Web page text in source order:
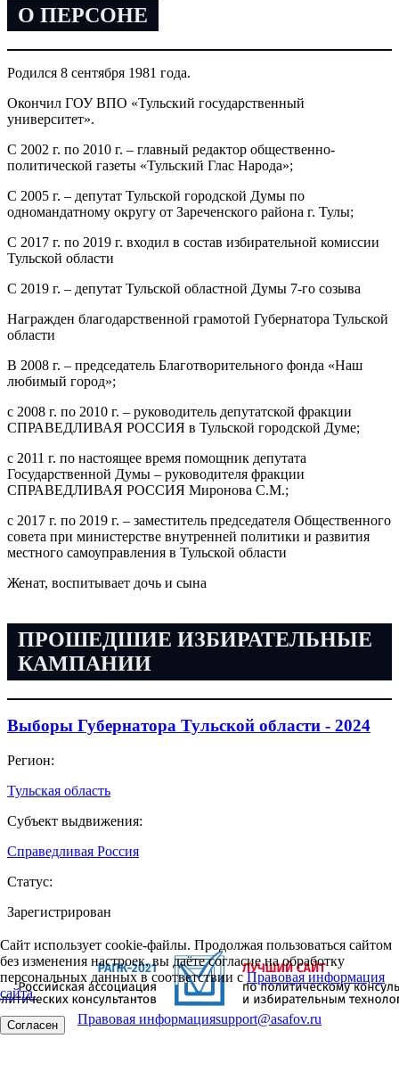
О ПЕРСОНЕ
Родился 8 сентября 1981 года.
Окончил ГОУ ВПО «Тульский государственный
университет».
С 2002 г. по 2010 г. – главный редактор общественно-
политической газеты «Тульский Глас Народа»;
С 2005 г. – депутат Тульской городской Думы по
одномандатному округу от Зареченского района г. Тулы;
С 2017 г. по 2019 г. входил в состав избирательной комиссии
Тульской области
С 2019 г. – депутат Тульской областной Думы 7-го созыва
Награжден благодарственной грамотой Губернатора Тульской
области
В 2008 г. – председатель Благотворительного фонда «Наш
любимый город»;
с 2008 г. по 2010 г. – руководитель депутатской фракции
СПРАВЕДЛИВАЯ РОССИЯ в Тульской городской Думе;
с 2011 г. по настоящее время помощник депутата
Государственной Думы – руководителя фракции
СПРАВЕДЛИВАЯ РОССИЯ Миронова С.М.;
с 2017 г. по 2019 г. – заместитель председателя Общественного
совета при министерстве внутренней политики и развития
местного самоуправления в Тульской области
Женат, воспитывает дочь и сына
ПРОШЕДШИЕ ИЗБИРАТЕЛЬНЫЕ
КАМПАНИИ
Выборы Губернатора Тульской области - 2024
Регион:
Тульская область
Субъект выдвижения:
Справедливая Россия
Статус:
Зарегистрирован
Сайт использует cookie-файлы. Продолжая пользоваться сайтом
без изменения настроек, вы даёте согласие на обработку
персональных данных в соответствии сПравовая информация
сайта.
Согласен Правовая информацияsupport@asafov.ru